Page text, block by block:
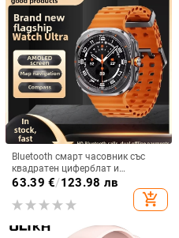
Bluetooth смарт часовник със
квадратен циферблат и
силиконова каишка; мониторинг
на сърдечния ритъм, измерване
на кръвното налягане, кислород
на крачки
63.39 €/123.98 лв
add_shopping_cart